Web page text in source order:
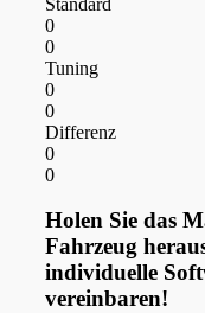
0
0
Tuning
0
0
Differenz
0
0
Holen Sie das
Fahrzeug
individuelle
vereinbaren!